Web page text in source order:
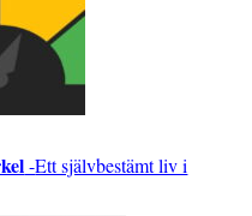
-Ett självbestämt liv i